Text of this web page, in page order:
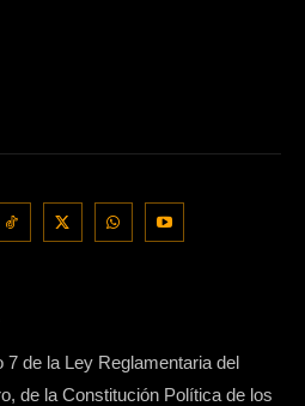
de la Ley Reglamentaria del
de la Constitución Política de los